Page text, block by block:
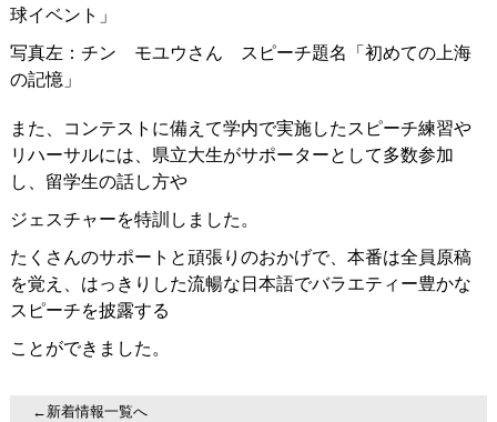
球イベント」
写真左：チン モユウさん スピーチ題名「初めての上海
の記憶」
また、コンテストに備えて学内で実施したスピーチ練習や
リハーサルには、県立大生がサポーターとして多数参加
し、留学生の話し方や
ジェスチャーを特訓しました。
たくさんのサポートと頑張りのおかげで、本番は全員原稿
を覚え、はっきりした流暢な日本語でバラエティー豊かな
スピーチを披露する
ことができました。
←新着情報一覧へ